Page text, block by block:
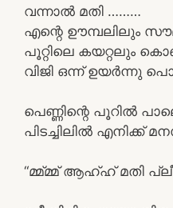
വന്നാൽ മതി ………
എന്റെ ഊമ്പലിലും
പൂറ്റിലെ കയറ്റലും
വിജി ഒന്ന് ഉയർന്നു
പെണ്ണിന്റെ പൂറിൽ
പിടച്ചിലിൽ എനിക്ക്
“മ്മ്മ്മ് ആഹ്ഹ് മതി